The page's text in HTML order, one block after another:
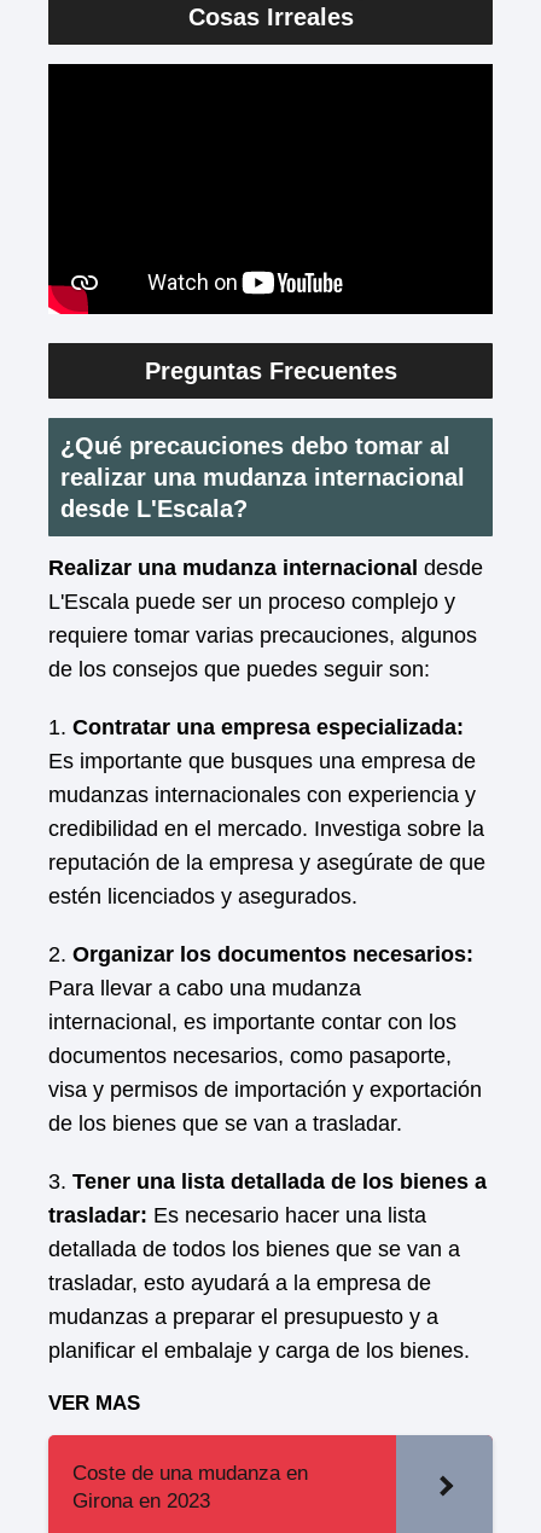
Cosas Irreales
Preguntas Frecuentes
¿Qué precauciones debo tomar al
realizar una mudanza internacional
desde L'Escala?
Realizar una mudanza internacional desde
L'Escala puede ser un proceso complejo y
requiere tomar varias precauciones, algunos
de los consejos que puedes seguir son:
1. Contratar una empresa especializada:
Es importante que busques una empresa de
mudanzas internacionales con experiencia y
credibilidad en el mercado. Investiga sobre la
reputación de la empresa y asegúrate de que
estén licenciados y asegurados.
2. Organizar los documentos necesarios:
Para llevar a cabo una mudanza
internacional, es importante contar con los
documentos necesarios, como pasaporte,
visa y permisos de importación y exportación
de los bienes que se van a trasladar.
3. Tener una lista detallada de los bienes a
trasladar: Es necesario hacer una lista
detallada de todos los bienes que se van a
trasladar, esto ayudará a la empresa de
mudanzas a preparar el presupuesto y a
planificar el embalaje y carga de los bienes.
VER MAS
Coste de una mudanza en
Girona en 2023